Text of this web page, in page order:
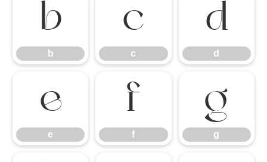
b
b
c
c
d
d
e
e
f
f
g
g